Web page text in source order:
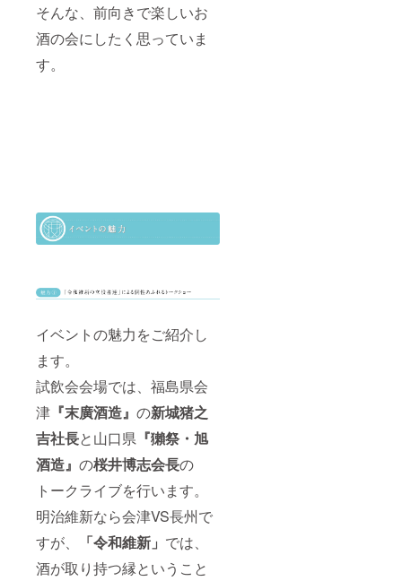
そんな、前向きで楽しいお
酒の会にしたく思っていま
す。
イベントの魅力をご紹介し
ます。
試飲会会場では、福島県会
津 『末廣酒造』 の新城猪之
吉社長と山口県 『獺祭・旭
酒造』 の桜井博志会長の
トークライブを行います。
明治維新なら会津VS長州で
すが、
「令和維新」 では、
酒が取り持つ縁ということ